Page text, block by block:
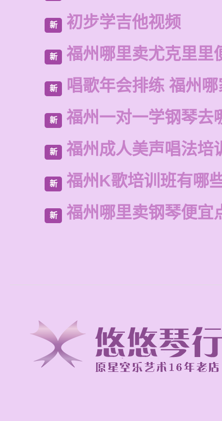
新 初步学吉他视频
新 福州哪里卖尤克里里
新 唱歌年会排练 福州
新 福州一对一学钢琴去
新 福州成人美声唱法培
新 福州K歌培训班有哪
新 福州哪里卖钢琴便宜